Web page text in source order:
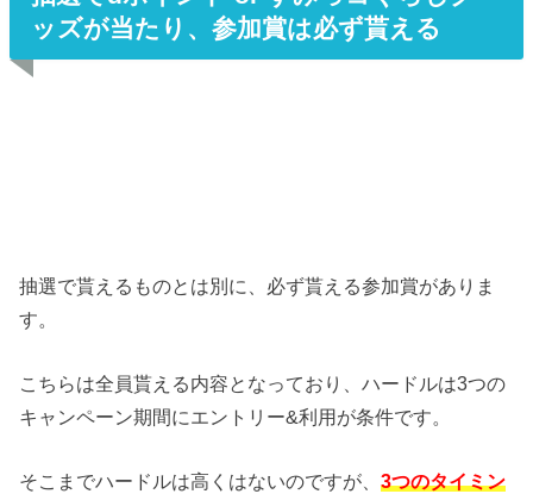
ッズが当たり、参加賞は必ず貰える
抽選で貰えるものとは別に、必ず貰える参加賞がありま
す。
こちらは全員貰える内容となっており、ハードルは3つの
キャンペーン期間にエントリー&利用が条件です。
そこまでハードルは高くはないのですが、3つのタイミン